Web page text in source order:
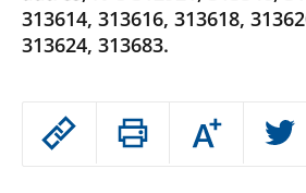
Passer
Augmenter
ou
313614, 313616, 313618,
313624, 313683.